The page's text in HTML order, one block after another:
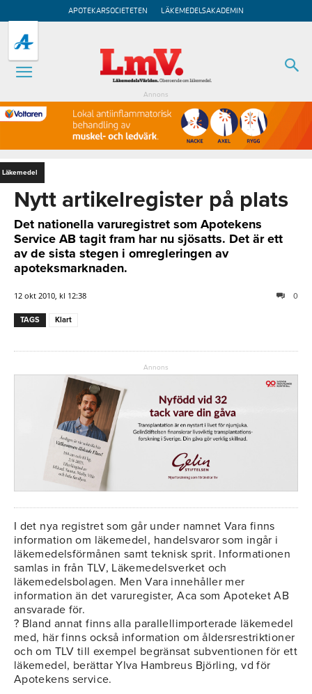
APOTEKARSOCIETETEN LÄKEMEDELSAKADEMIN
Annons
Läkemedel
Nytt artikelregister på plats
Det nationella varuregistret som Apotekens
Service AB tagit fram har nu sjösatts. Det är ett
av de sista stegen i omregleringen av
apoteksmarknaden.
12 okt 2010, kl 12:38 0
TAGS Klart
Annons
I det nya registret som går under namnet Vara finns
information om läkemedel, handelsvaror som ingår i
läkemedelsförmånen samt teknisk sprit. Informationen
samlas in från TLV, Läkemedelsverket och
läkemedelsbolagen. Men Vara innehåller mer
information än det varuregister, Aca som Apoteket AB
ansvarade för.
? Bland annat finns alla parallellimporterade läkemedel
med, här finns också information om åldersrestriktioner
och om TLV till exempel begränsat subventionen för ett
läkemedel, berättar Ylva Hambreus Björling, vd för
Apotekens service.